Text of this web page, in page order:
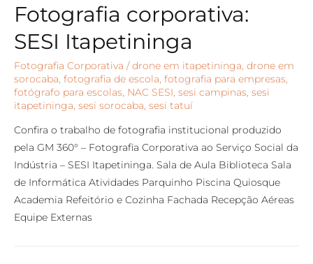
Fotografia corporativa:
SESI Itapetininga
Fotografia Corporativa /drone em itapetininga drone em
sorocaba fotografia de escola fotografia para empresas
fotógrafo para escolas NAC SESI sesi campinas sesi
itapetininga sesi sorocaba sesi tatuí
Confira o trabalho de fotografia institucional produzido
pela GM 360° – Fotografia Corporativa ao Serviço Social da
Indústria – SESI Itapetininga. Sala de Aula Biblioteca Sala
de Informática Atividades Parquinho Piscina Quiosque
Academia Refeitório e Cozinha Fachada Recepção Aéreas
Equipe Externas